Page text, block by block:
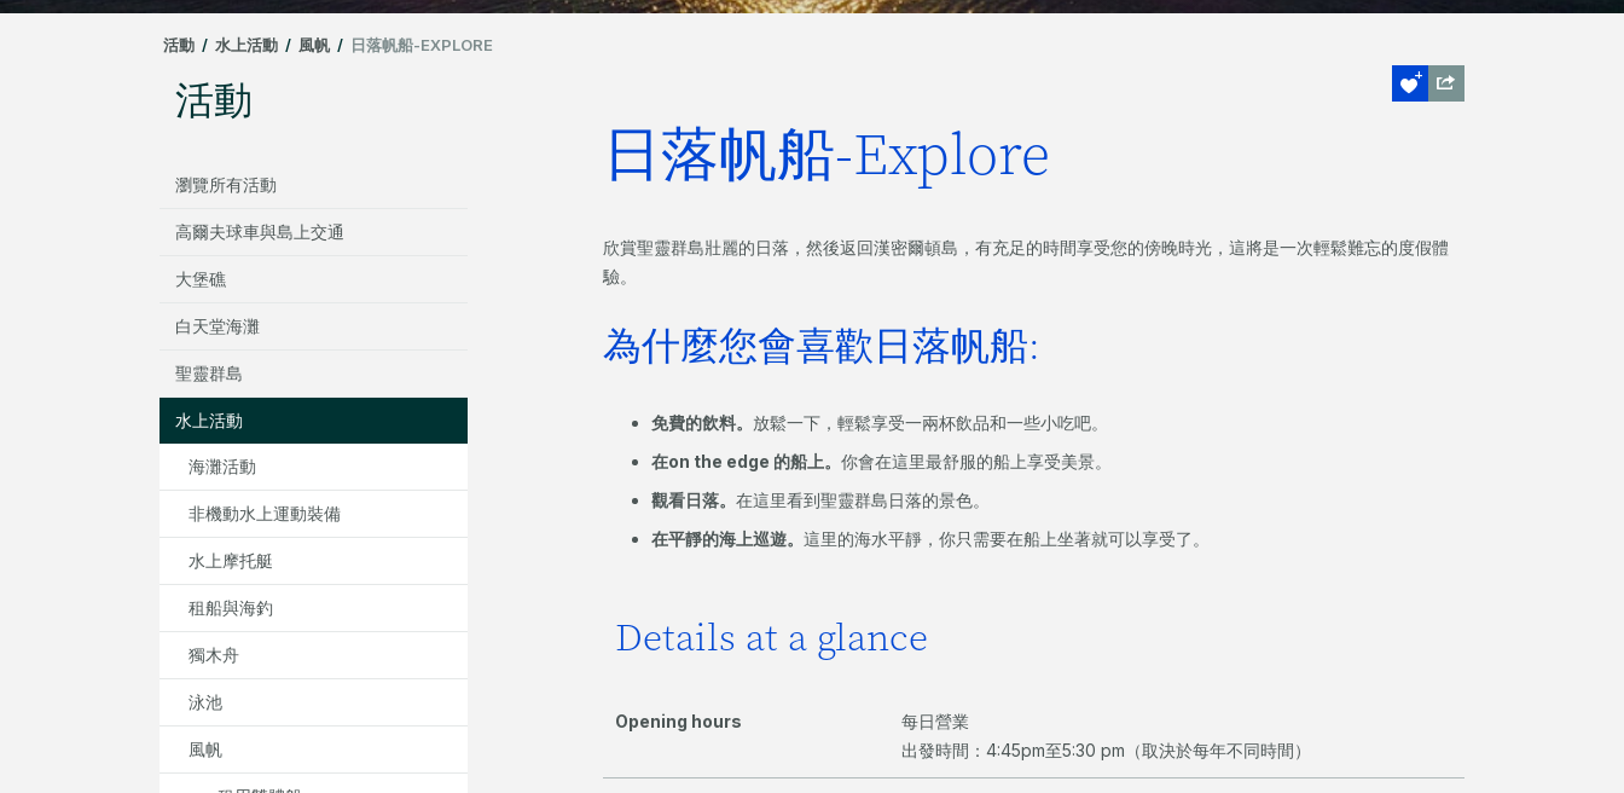
活動 / 水上活動 / 風帆 / 日落帆船-EXPLORE
活動
瀏覽所有活動
高爾夫球車與島上交通
大堡礁
白天堂海灘
聖靈群島
水上活動
海灘活動
非機動水上運動裝備
水上摩托艇
租船與海釣
獨木舟
泳池
風帆
日落帆船-Explore
欣賞聖靈群島壯麗的日落，然後返回漢密爾頓島，有充足的時間享受您的傍晚時光，這將是一次輕鬆難忘的度假體
驗。
為什麼您會喜歡日落帆船:
免費的飲料。 放鬆一下，輕鬆享受一兩杯飲品和一些小吃吧。
在on the edge 的船上。 你會在這里最舒服的船上享受美景。
觀看日落。 在這里看到聖靈群島日落的景色。
在平靜的海上巡遊。 這里的海水平靜，你只需要在船上坐著就可以享受了。
Details at a glance
Opening hours
每日營業
出發時間：4:45pm至5:30 pm（取決於每年不同時間）